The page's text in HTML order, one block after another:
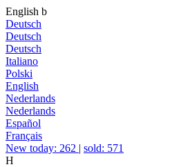
English b
Deutsch
Deutsch
Deutsch
Italiano
Polski
English
Nederlands
Nederlands
Español
Français
New today: 262 | sold: 571
H